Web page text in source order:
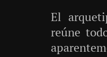
El
reúne